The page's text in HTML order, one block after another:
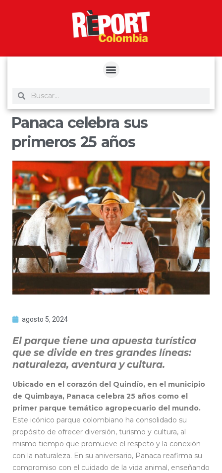
Panaca celebra sus
primeros 25 años
agosto 5, 2024
El parque tiene una apuesta turística
que se divide en tres grandes líneas:
naturaleza, aventura y cultura.
Ubicado en el corazón del Quindío, en el municipio
de Quimbaya, Panaca celebra 25 años como el
primer parque temático agropecuario del mundo.
Este icónico parque colombiano ha consolidado su
propósito de ofrecer diversión, turismo y cultura, al
mismo tiempo que promueve el respeto y la conexión
con la naturaleza. En su aniversario, Panaca reafirma su
compromiso con el cuidado de la vida animal, enseñando